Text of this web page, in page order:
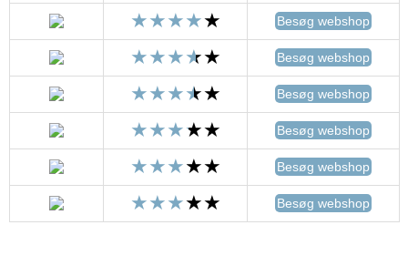
Besøg webshop
Besøg webshop
Besøg webshop
Besøg webshop
Besøg webshop
Besøg webshop